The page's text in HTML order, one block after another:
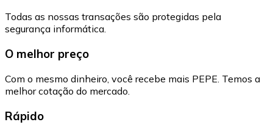
Todas as nossas transações são protegidas pela
segurança informática.
O melhor preço
Com o mesmo dinheiro, você recebe mais PEPE. Temos a
melhor cotação do mercado.
Rápido